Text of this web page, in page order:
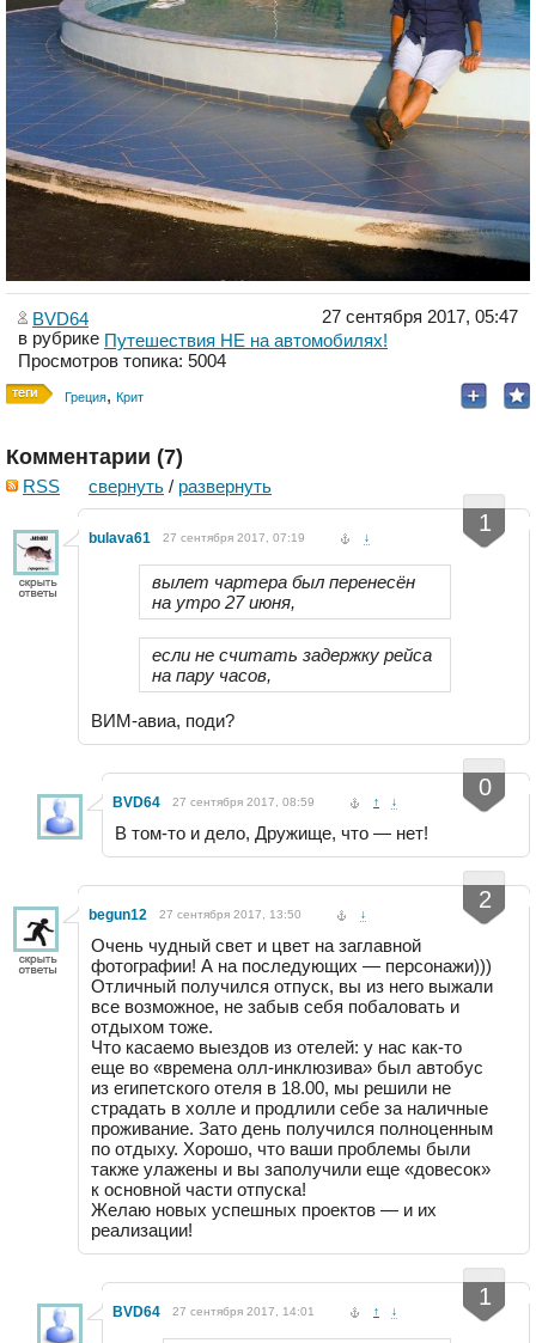
BVD64
27 сентября 2017, 05:47
в рубрике Путешествия НЕ на автомобилях!
Просмотров топика: 5004
Греция, Крит
Комментарии (7)
RSS свернуть / развернуть
1
bulava61 27 сентября 2017, 07:19 ↓
вылет чартера был перенесён
на утро 27 июня,
если не считать задержку рейса
на пару часов,
ВИМ-авиа, поди?
0
BVD64 27 сентября 2017, 08:59 ↑ ↓
В том-то и дело, Дружище, что — нет!
2
begun12 27 сентября 2017, 13:50 ↓
Очень чудный свет и цвет на заглавной
фотографии! А на последующих — персонажи)))
Отличный получился отпуск, вы из него выжали
все возможное, не забыв себя побаловать и
отдыхом тоже.
Что касаемо выездов из отелей: у нас как-то
еще во «времена олл-инклюзива» был автобус
из египетского отеля в 18.00, мы решили не
страдать в холле и продлили себе за наличные
проживание. Зато день получился полноценным
по отдыху. Хорошо, что ваши проблемы были
также улажены и вы заполучили еще «довесок»
к основной части отпуска!
Желаю новых успешных проектов — и их
реализации!
1
BVD64 27 сентября 2017, 14:01 ↑ ↓